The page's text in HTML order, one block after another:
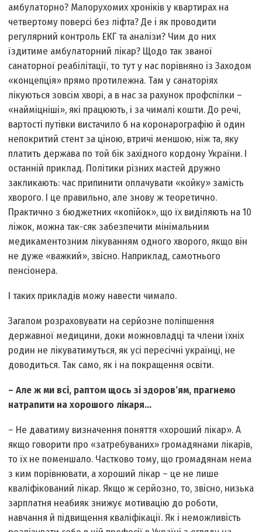
амбулаторно? Малорухомих хроніків у квартирах на
четвертому поверсі без ліфта? Де і як проводити
регулярний контроль ЕКГ та аналізи? Чим до них
їздитиме амбулаторний лікар? Щодо так званої
санаторної реабілітації, то тут у нас порівняно із Заходом
«концепція» прямо протилежна. Там у санаторіях
лікуються зовсім хворі, а в нас за рахунок профспілки –
«найміцніші», які працюють, і за чималі кошти. До речі,
вартості путівки вистачило б на коронарографію й один
непокритий стент за ціною, втричі меншою, ніж та, яку
платить держава по той бік західного кордону України. І
останній приклад. Політики різних мастей дружно
закликають: час припинити оплачувати «койку» замість
хворого. І це правильно, але знову ж теоретично.
Практично з бюджетних «копійок», що їх виділяють на 10
ліжок, можна так-сяк забезпечити мінімальним
медикаментозним лікуванням одного хворого, якщо він
не дуже «важкий», звісно. Наприклад, самотнього
пенсіонера.
І таких прикладів можу навести чимало.
Загалом розраховувати на серйозне поліпшення
державної медицини, доки можновладці та члени їхніх
родин не лікуватимуться, як усі пересічні українці, не
доводиться. Так само, як і на покращення освіти.
– Але ж ми всі, раптом щось зі здоров’ям, прагнемо
натрапити на хорошого лікаря…
– Не даватиму визначення поняття «хороший лікар». А
якщо говорити про «затребуваних» громадянами лікарів,
то їх не поменшало. Частково тому, що громадянам нема
з ким порівнювати, а хороший лікар – це не лише
кваліфікований лікар. Якщо ж серйозно, то, звісно, низька
зарплатня неабияк знижує мотивацію до роботи,
навчання й підвищення кваліфікації. Як і неможливість